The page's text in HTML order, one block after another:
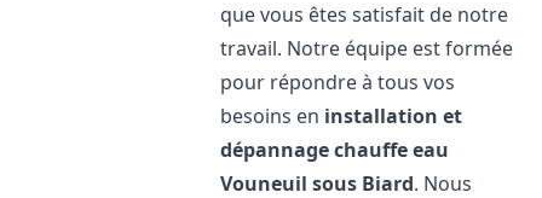
que vous êtes satisfait de notre
travail. Notre équipe est formée
pour répondre à tous vos
besoins en installation et
dépannage chauffe eau
Vouneuil sous Biard. Nous